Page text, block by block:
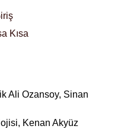
Kısa
Ali Ozansoy, Sinan
Kenan Akyüz